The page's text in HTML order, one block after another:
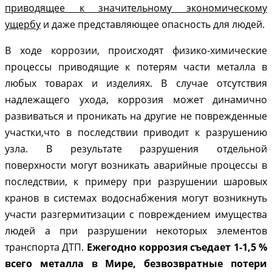
приводящее к значительному экономическому
ущербу и даже представляющее опасность для людей.
В ходе коррозии, происходят физико-химические
процессы приводящие к потерям части металла в
любых товарах и изделиях. В случае отсутствия
надлежащего ухода, коррозия может динамично
развиваться и проникать на другие не поврежденные
участки,что в последствии приводит к разрушению
узла. В результате разрушения отдельной
поверхности могут возникать аварийные процессы в
последствии, к примеру при разрушении шаровых
кранов в системах водоснабжения могут возникнуть
участи разгермитизации с повреждением имущества
людей а при разрушении некоторых элементов
транспорта ДТП. Ежегодно коррозия съедает 1-1,5 %
всего металла в Мире, безвозвратные потери